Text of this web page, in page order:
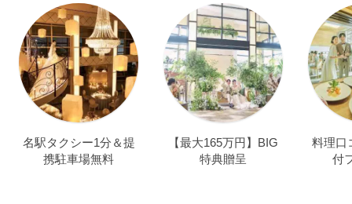
名駅タクシー1分＆提
携駐車場無料
【最大165万円】BIG
特典贈呈
料理口
付